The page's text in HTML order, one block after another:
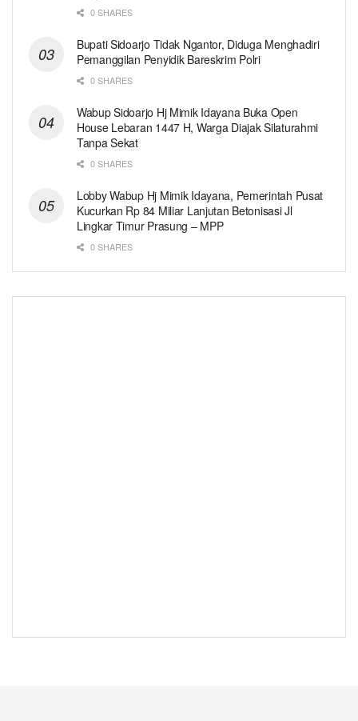
0 SHARES
Bupati Sidoarjo Tidak Ngantor, Diduga Menghadiri
Pemanggilan Penyidik Bareskrim Polri
0 SHARES
Wabup Sidoarjo Hj Mimik Idayana Buka Open
House Lebaran 1447 H, Warga Diajak Silaturahmi
Tanpa Sekat
0 SHARES
Lobby Wabup Hj Mimik Idayana, Pemerintah Pusat
Kucurkan Rp 84 Miliar Lanjutan Betonisasi Jl
Lingkar Timur Prasung – MPP
0 SHARES